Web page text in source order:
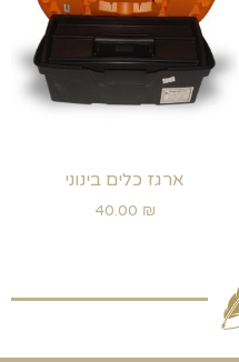
ארגז כלים בינוני
40.00 ₪